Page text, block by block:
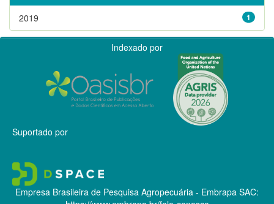
1
2019
Indexado por
Suportado por
Empresa Brasileira de Pesquisa Agropecuária - Embrapa SAC: